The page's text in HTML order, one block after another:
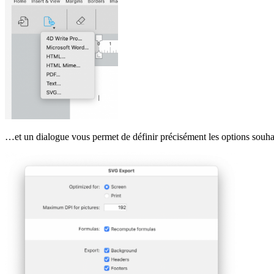
…et un dialogue vous permet de définir précisément les options